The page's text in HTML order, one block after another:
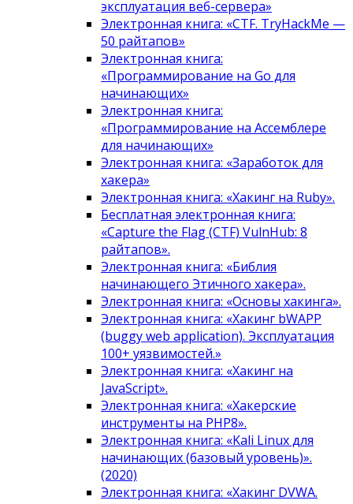
эксплуатация веб-сервера»
Электронная книга: «CTF. TryHackMe —
50 райтапов»
Электронная книга:
«Программирование на Go для
начинающих»
Электронная книга:
«Программирование на Ассемблере
для начинающих»
Электронная книга: «Заработок для
хакера»
Электронная книга: «Хакинг на Ruby».
Бесплатная электронная книга:
«Capture the Flag (CTF) VulnHub: 8
райтапов».
Электронная книга: «Библия
начинающего Этичного хакера».
Электронная книга: «Основы хакинга».
Электронная книга: «Хакинг bWAPP
(buggy web application). Эксплуатация
100+ уязвимостей.»
Электронная книга: «Хакинг на
JavaScript».
Электронная книга: «Хакерские
инструменты на PHP8».
Электронная книга: «Kali Linux для
начинающих (базовый уровень)».
(2020)
Электронная книга: «Хакинг DVWA.